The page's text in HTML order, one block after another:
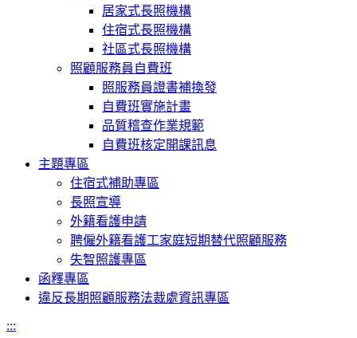
居家式長照機構
住宿式長照機構
社區式長照機構
照顧服務員自費班
照服務員證書補換發
自費班實施計畫
品質稽查作業規範
自費班核定開課訊息
主題專區
住宿式補助專區
長照宣導
外籍看護申請
聘僱外籍看護工家庭短期替代照顧服務
失智照護專區
函釋專區
違反長期照顧服務法裁處資訊專區
:::